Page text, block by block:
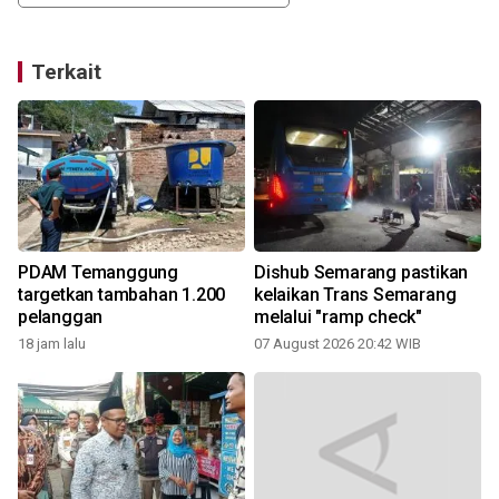
Terkait
PDAM Temanggung
targetkan tambahan 1.200
pelanggan
18 jam lalu
Dishub Semarang pastikan
kelaikan Trans Semarang
melalui "ramp check"
07 August 2026 20:42 WIB